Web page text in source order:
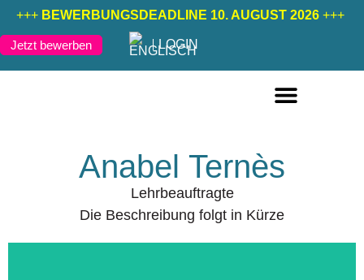
+++ BEWERBUNGSDEADLINE 10. AUGUST 2026 +++
Jetzt bewerben LOGIN
Anabel Ternès
Lehrbeauftragte
Die Beschreibung folgt in Kürze